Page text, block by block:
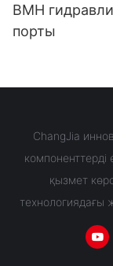
BMH
порты
ChangJia
компоненттерді
қызмет